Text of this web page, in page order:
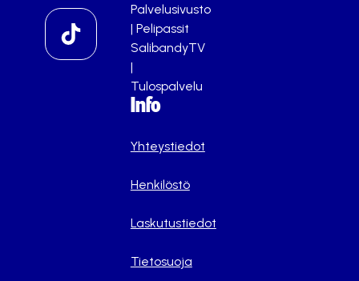
Palvelusivusto
| Pelipassit
SalibandyTV
|
Tulospalvelu
Info
Yhteystiedot
Henkilöstö
Laskutustiedot
Tietosuoja